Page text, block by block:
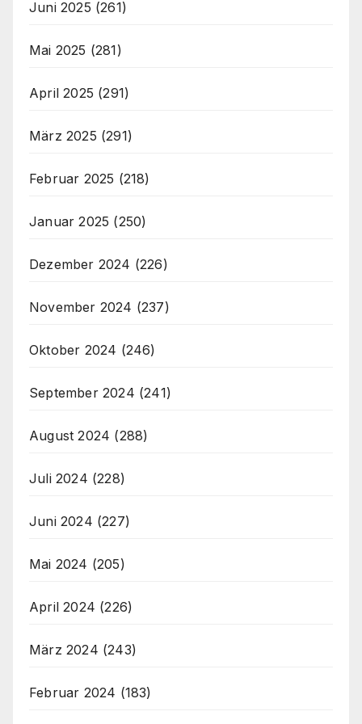
Juni 2025 (261)
Mai 2025 (281)
April 2025 (291)
März 2025 (291)
Februar 2025 (218)
Januar 2025 (250)
Dezember 2024 (226)
November 2024 (237)
Oktober 2024 (246)
September 2024 (241)
August 2024 (288)
Juli 2024 (228)
Juni 2024 (227)
Mai 2024 (205)
April 2024 (226)
März 2024 (243)
Februar 2024 (183)